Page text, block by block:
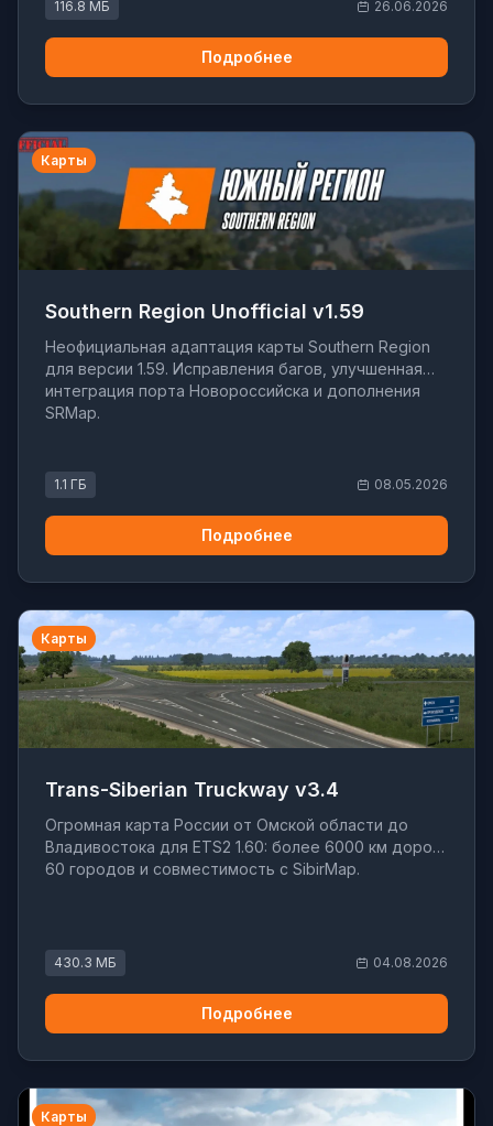
116.8 МБ 26.06.2026
Подробнее
Карты
Southern Region Unofficial v1.59
Неофициальная адаптация карты Southern Region
для версии 1.59. Исправления багов, улучшенная
интеграция порта Новороссийска и дополнения
SRMap.
1.1 ГБ 08.05.2026
Подробнее
Карты
Trans-Siberian Truckway v3.4
Огромная карта России от Омской области до
Владивостока для ETS2 1.60: более 6000 км дорог,
60 городов и совместимость с SibirMap.
430.3 МБ 04.08.2026
Подробнее
Карты